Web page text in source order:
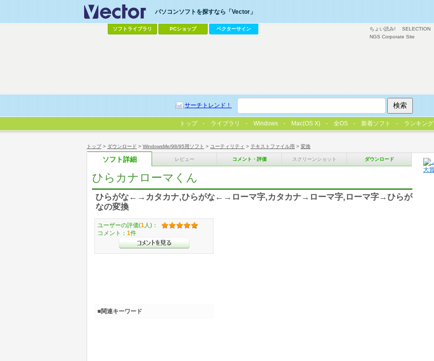
トップ> ダウンロード > WindowsMe/98/95用ソフト > ユーティリティ > テキストファイル用 > 変換
ソフト詳細 レビュー コメント・評価 スクリーンショット ダウンロード
ひらカナローマくん
ひらがな←→カタカナ,ひらがな←→ローマ字,カタカナ→ローマ字,ローマ字→ひらが
なの変換
ユーザーの評価(1 人)：
コメント： 1件
■関連キーワード
ちょい読み! SELECTION
NGS Corporate Site
パソコンソフトを探すなら「Vector」
ソフトライブラリ PCショップ ベクターサイン
サーチトレンド！
トップ ライブラリ Windows Mac(OS X) 全OS 新着ソフト ランキング